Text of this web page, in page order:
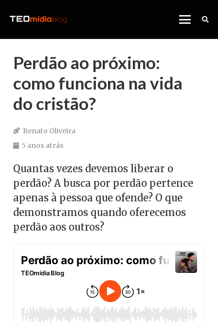
Perdão ao próximo:
como funciona na vida
do cristão?
Renato Oliveira
5 anos atrás
Quantas vezes devemos liberar o
perdão? A busca por perdão pertence
apenas à pessoa que ofende? O que
demonstramos quando oferecemos
perdão aos outros?